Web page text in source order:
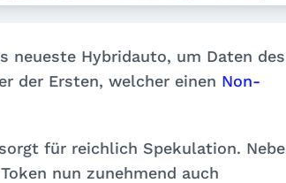
neueste Hybridauto, um Daten des
der Ersten, welcher einen Non-
für reichlich Spekulation.
nun zunehmend auch